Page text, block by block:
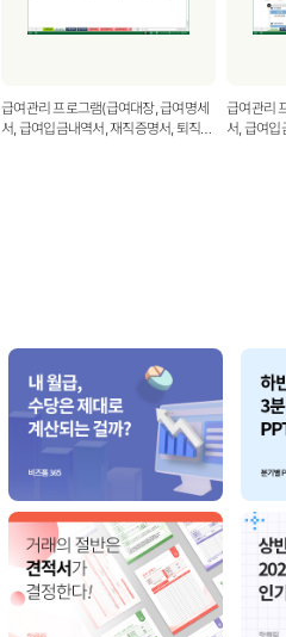
급여관리 프로그램(급여대장, 급여명세
서, 급여입금내역서, 재직증명서, 퇴직증
급여관리
서, 급여입